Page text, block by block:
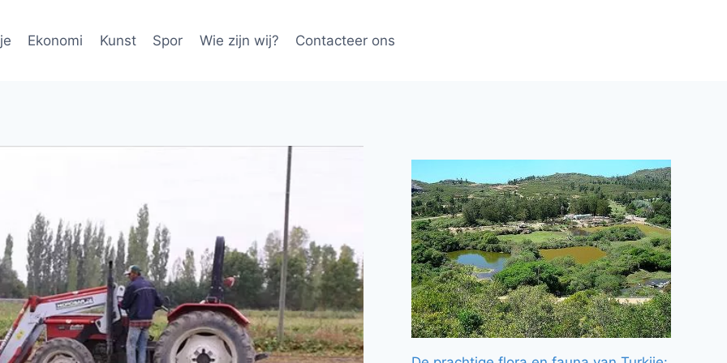
Ekonomi Kunst Spor Wie zijn wij? Contacteer ons